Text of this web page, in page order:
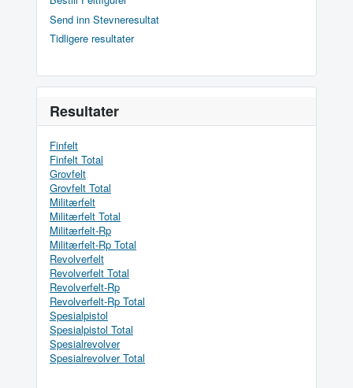
Send inn Stevneresultat
Tidligere resultater
Resultater
Finfelt
Finfelt Total
Grovfelt
Grovfelt Total
Militærfelt
Militærfelt Total
Militærfelt-Rp
Militærfelt-Rp Total
Revolverfelt
Revolverfelt Total
Revolverfelt-Rp
Revolverfelt-Rp Total
Spesialpistol
Spesialpistol Total
Spesialrevolver
Spesialrevolver Total